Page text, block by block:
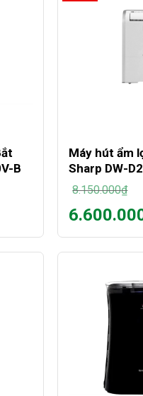
B
Máy hút ẩm
Sharp DW-
8.150.000₫
Giá
gốc
là:
tại
6.600.000₫.